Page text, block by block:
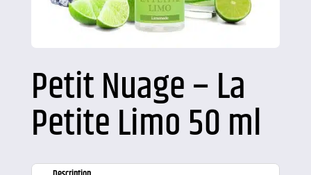
Petit Nuage – La
Petite Limo 50 ml